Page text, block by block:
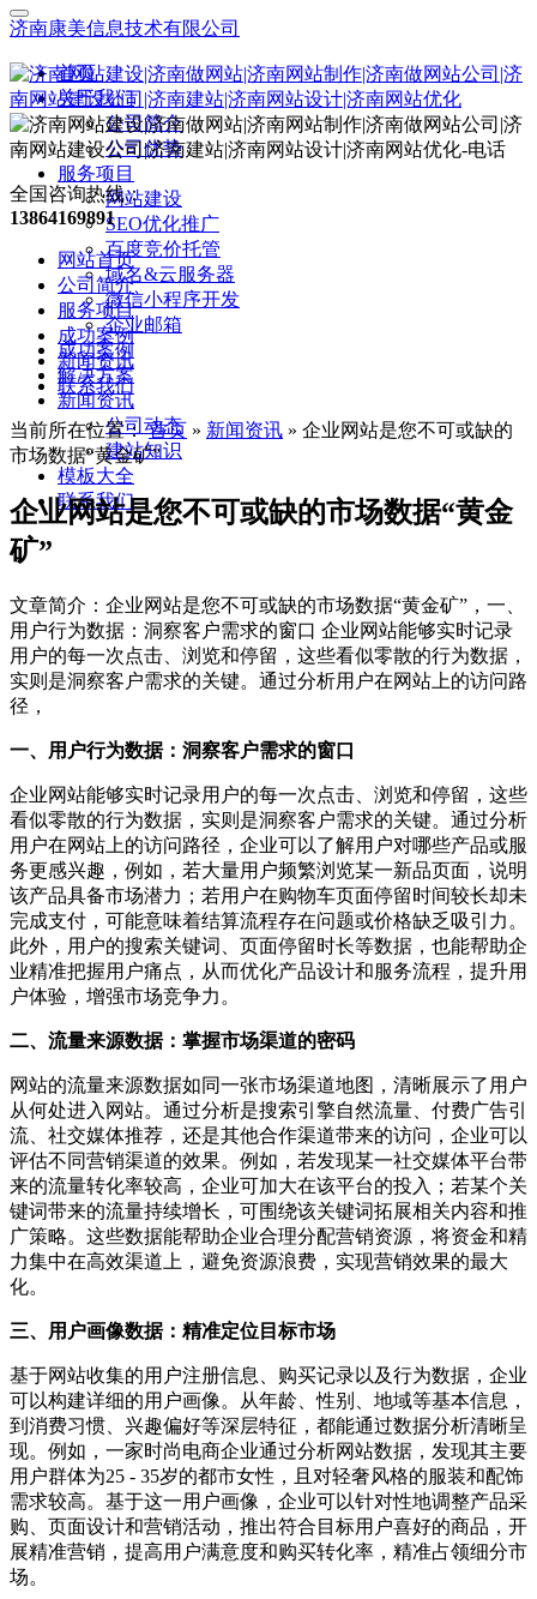
济南康美信息技术有限公司
首页
关于我们
公司简介
公司优势
服务项目
网站建设
SEO优化推广
百度竞价托管
域名&云服务器
微信小程序开发
企业邮箱
成功案例
解决方案
新闻资讯
公司动态
建站知识
模板大全
联系我们
全国咨询热线：
13864169891
网站首页
公司简介
服务项目
成功案例
新闻资讯
联系我们
当前所在位置：首页 » 新闻资讯 » 企业网站是您不可或缺的
市场数据“黄金矿”
企业网站是您不可或缺的市场数据“黄金
矿”
文章简介： 企业网站是您不可或缺的市场数据“黄金矿”，一、
用户行为数据：洞察客户需求的窗口 企业网站能够实时记录
用户的每一次点击、浏览和停留，这些看似零散的行为数据，
实则是洞察客户需求的关键。通过分析用户在网站上的访问路
径，
一、用户行为数据：洞察客户需求的窗口
企业网站能够实时记录用户的每一次点击、浏览和停留，这些
看似零散的行为数据，实则是洞察客户需求的关键。通过分析
用户在网站上的访问路径，企业可以了解用户对哪些产品或服
务更感兴趣，例如，若大量用户频繁浏览某一新品页面，说明
该产品具备市场潜力；若用户在购物车页面停留时间较长却未
完成支付，可能意味着结算流程存在问题或价格缺乏吸引力。
此外，用户的搜索关键词、页面停留时长等数据，也能帮助企
业精准把握用户痛点，从而优化产品设计和服务流程，提升用
户体验，增强市场竞争力。
二、流量来源数据：掌握市场渠道的密码
网站的流量来源数据如同一张市场渠道地图，清晰展示了用户
从何处进入网站。通过分析是搜索引擎自然流量、付费广告引
流、社交媒体推荐，还是其他合作渠道带来的访问，企业可以
评估不同营销渠道的效果。例如，若发现某一社交媒体平台带
来的流量转化率较高，企业可加大在该平台的投入；若某个关
键词带来的流量持续增长，可围绕该关键词拓展相关内容和推
广策略。这些数据能帮助企业合理分配营销资源，将资金和精
力集中在高效渠道上，避免资源浪费，实现营销效果的最大
化。
三、用户画像数据：精准定位目标市场
基于网站收集的用户注册信息、购买记录以及行为数据，企业
可以构建详细的用户画像。从年龄、性别、地域等基本信息，
到消费习惯、兴趣偏好等深层特征，都能通过数据分析清晰呈
现。例如，一家时尚电商企业通过分析网站数据，发现其主要
用户群体为25 - 35岁的都市女性，且对轻奢风格的服装和配饰
需求较高。基于这一用户画像，企业可以针对性地调整产品采
购、页面设计和营销活动，推出符合目标用户喜好的商品，开
展精准营销，提高用户满意度和购买转化率，精准占领细分市
场。